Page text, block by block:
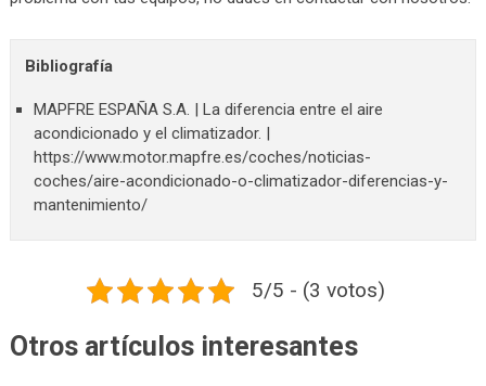
Bibliografía
MAPFRE ESPAÑA S.A. | La diferencia entre el aire
acondicionado y el climatizador. |
https://www.motor.mapfre.es/coches/noticias-
coches/aire-acondicionado-o-climatizador-diferencias-y-
mantenimiento/
5/5 - (3 votos)
Otros artículos interesantes